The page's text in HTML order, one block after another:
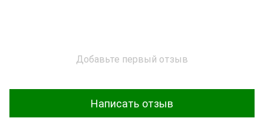
Добавьте первый отзыв
Написать отзыв